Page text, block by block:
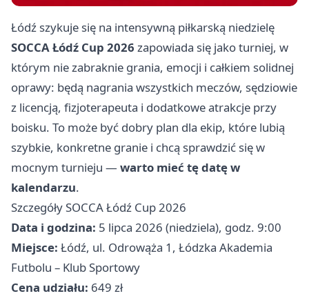
Łódź szykuje się na intensywną piłkarską niedzielę
SOCCA Łódź Cup 2026 zapowiada się jako turniej, w
którym nie zabraknie grania, emocji i całkiem solidnej
oprawy: będą nagrania wszystkich meczów, sędziowie
z licencją, fizjoterapeuta i dodatkowe atrakcje przy
boisku. To może być dobry plan dla ekip, które lubią
szybkie, konkretne granie i chcą sprawdzić się w
mocnym turnieju — warto mieć tę datę w
kalendarzu.
Szczegóły SOCCA Łódź Cup 2026
Data i godzina: 5 lipca 2026 (niedziela), godz. 9:00
Miejsce: Łódź, ul. Odrowąża 1, Łódzka Akademia
Futbolu – Klub Sportowy
Cena udziału: 649 zł